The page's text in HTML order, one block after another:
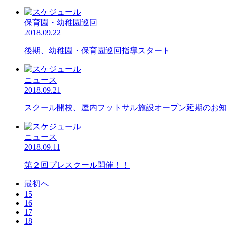
保育園・幼稚園巡回
2018.09.22
後期、幼稚園・保育園巡回指導スタート
ニュース
2018.09.21
スクール開校、屋内フットサル施設オープン延期のお
ニュース
2018.09.11
第２回プレスクール開催！！
最初へ
15
16
17
18